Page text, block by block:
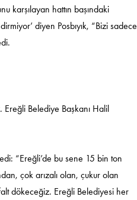
karşılayan hattın başındaki
diyen Posbıyık, “Bizi sadece
Ereğli Belediye Başkanı Halil
“Ereğli’de bu sene 15 bin ton
çok arızalı olan, çukur olan
dökeceğiz. Ereğli Belediyesi her